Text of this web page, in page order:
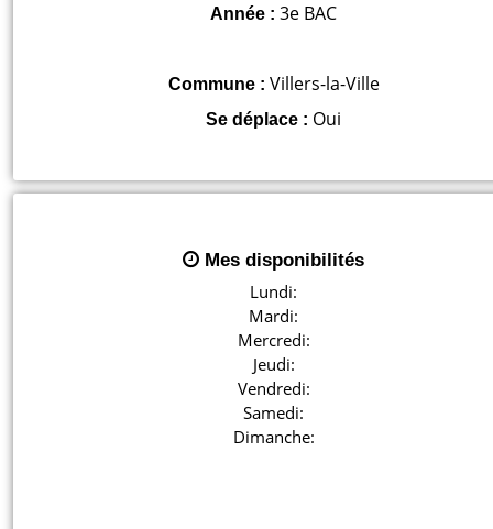
Année : 3e BAC
Commune : Villers-la-Ville
Se déplace : Oui
Mes disponibilités
Lundi:
Mardi:
Mercredi:
Jeudi:
Vendredi:
Samedi:
Dimanche: